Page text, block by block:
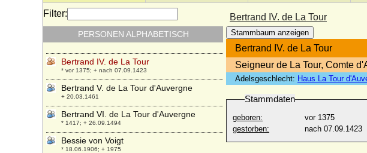
Bertrand IV. de La Tour
Stammbaum anzeigen
Bertrand IV. de La Tour
Seigneur de La Tour, Comte
Adelsgeschlecht: Haus La Tour
Stammdaten
geboren:
vor 1375
gestorben:
nach 07.09.1423
Filter:
PERSONEN ALPHABETISCH
Bertrand II. de La Tour
+ 24.11.1296
Bertrand III. de La Tour
* 1303; + 1368
Bertrand IV. de La Tour
* vor 1375; + nach 07.09.1423
Bertrand V. de La Tour d'Auvergne
+ 20.03.1461
Bertrand VI. de La Tour d'Auvergne
* 1417; + 26.09.1494
Bessie von Voigt
* 18.06.1906; + 1975